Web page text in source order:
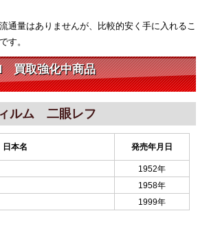
通量はありませんが、比較的安く手に入れるこ
す。
買取強化中商品
ルム 二眼レフ
日本名 発売年月日
1952年
1958年
1999年